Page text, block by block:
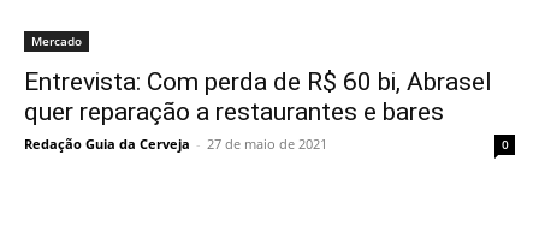
Mercado
Entrevista: Com perda de R$ 60 bi, Abrasel
quer reparação a restaurantes e bares
Redação Guia da Cerveja - 27 de maio de 2021 0